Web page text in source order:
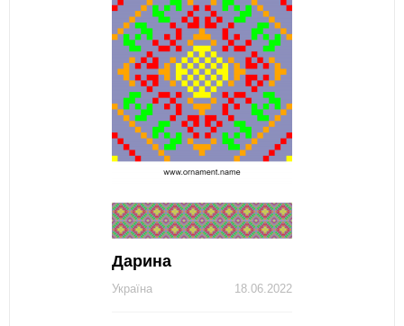
Дарина
18.06.2022
Україна